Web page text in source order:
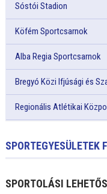
Sóstói Stadion
Köfém Sportcsarnok
Alba Regia Sportcsarnok
Bregyó Közi Ifjúsági és
Regionális Atlétikai
SPORTEGYESÜLETEK
SPORTOLÁSI